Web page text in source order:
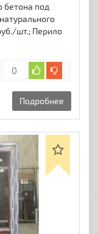
бетона под
шт.; Перило
0
Подробнее